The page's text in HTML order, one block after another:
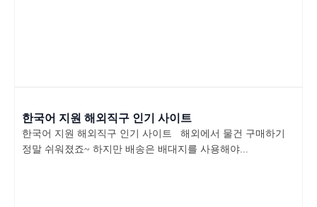
한국어 지원 해외직구 인기 사이트
한국어 지원 해외직구 인기 사이트 해외에서 물건 구매하기
정말 쉬워졌죠~ 하지만 배송은 배대지를 사용해야...